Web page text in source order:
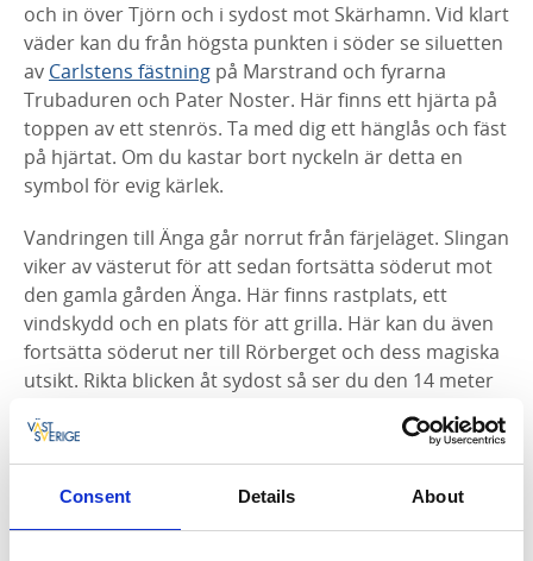
Consent Details About
och in över Tjörn och i sydost mot Skärhamn. Vid klart
väder kan du från högsta punkten i söder se siluetten
av Carlstens fästning på Marstrand och fyrarna
Trubaduren och Pater Noster. Här finns ett hjärta på
toppen av ett stenrös. Ta med dig ett hänglås och fäst
på hjärtat. Om du kastar bort nyckeln är detta en
symbol för evig kärlek.
Vandringen till Änga går norrut från färjeläget. Slingan
viker av västerut för att sedan fortsätta söderut mot
den gamla gården Änga. Här finns rastplats, ett
vindskydd och en plats för att grilla. Här kan du även
fortsätta söderut ner till Rörberget och dess magiska
utsikt. Rikta blicken åt sydost så ser du den 14 meter